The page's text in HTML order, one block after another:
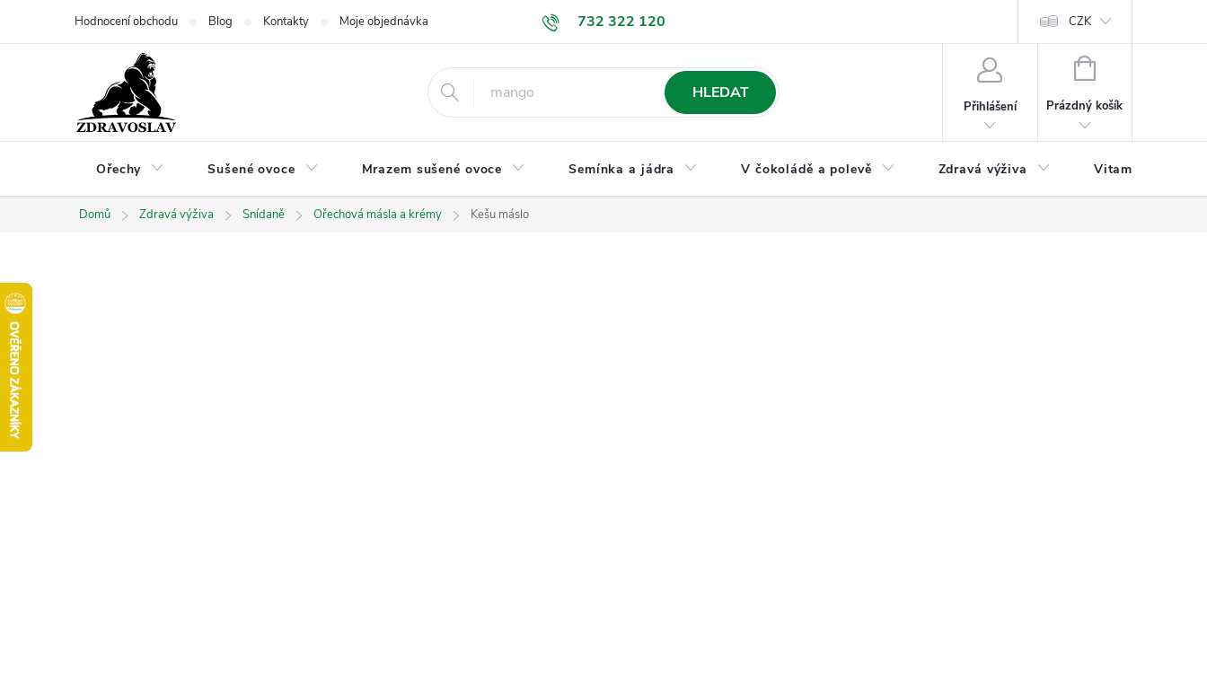
732 322 120
Hodnocení obchodu Blog Kontakty Moje objednávka GDPR a ochrana osobních údajů Jak nakupovat Formulář pro odstoupení od
CZK
HLEDAT
Přihlášení
NÁKUPNÍ
Prázdný košík
Ořechy Sušené ovoce Mrazem sušené ovoce Semínka a jádra V čokoládě a polevě Zdravá výživa Vitamíny a
Domů Zdravá výživa Snídaně Ořechová másla a krémy Kešu máslo